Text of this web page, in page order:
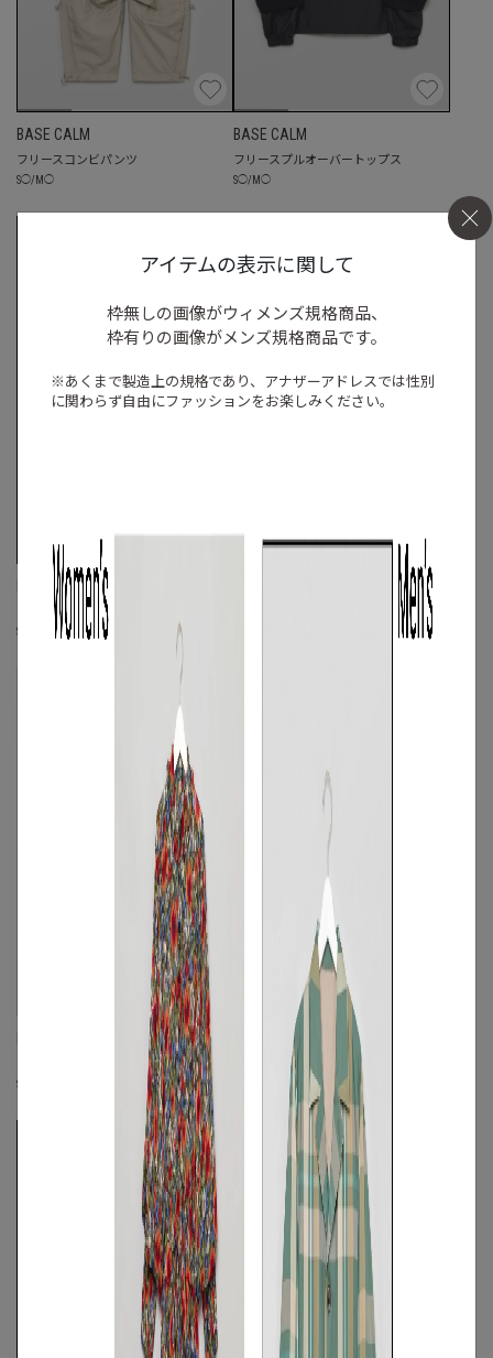
BASE CALM
フリースコンビパンツ
S◯/ M ◯
BASE CALM
フリースプルオーバートップス
S◯/ M ◯
BASE CALM
ハーフジップフーデッドブルゾン
S
メッシュコンビフードブルゾン
《手洗い可》イージータックパンツ
S
BASE CALM
キルティングコート
アイテムの表示に関して
枠無しの画像がウィメンズ規格商品、
枠有りの画像がメンズ規格商品です。
※あくまで製造上の規格であり、アナザーアドレスでは性別
に関わらず自由にファッションをお楽しみください。